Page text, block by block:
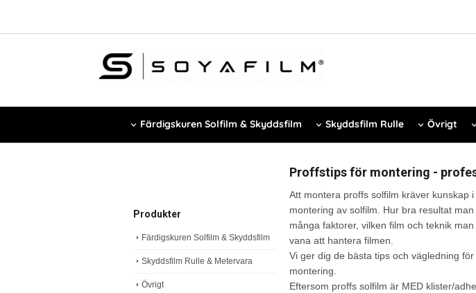
Färdigskuren Solfilm & Skyddsfilm Skyddsfilm Rulle Övrigt
Produkter
Färdigskuren Solfilm & Skyddsfilm
Skyddsfilm Rulle & Metervara
Övrigt
Proffstips för montering -
Att montera proffs solfilm kräver kunskap
montering av solfilm. Hur bra resultat
många faktorer, vilken film och teknik
vana att hantera filmen.
Vi ger dig de bästa tips och vägledning för
montering.
Eftersom proffs solfilm är MED klister/